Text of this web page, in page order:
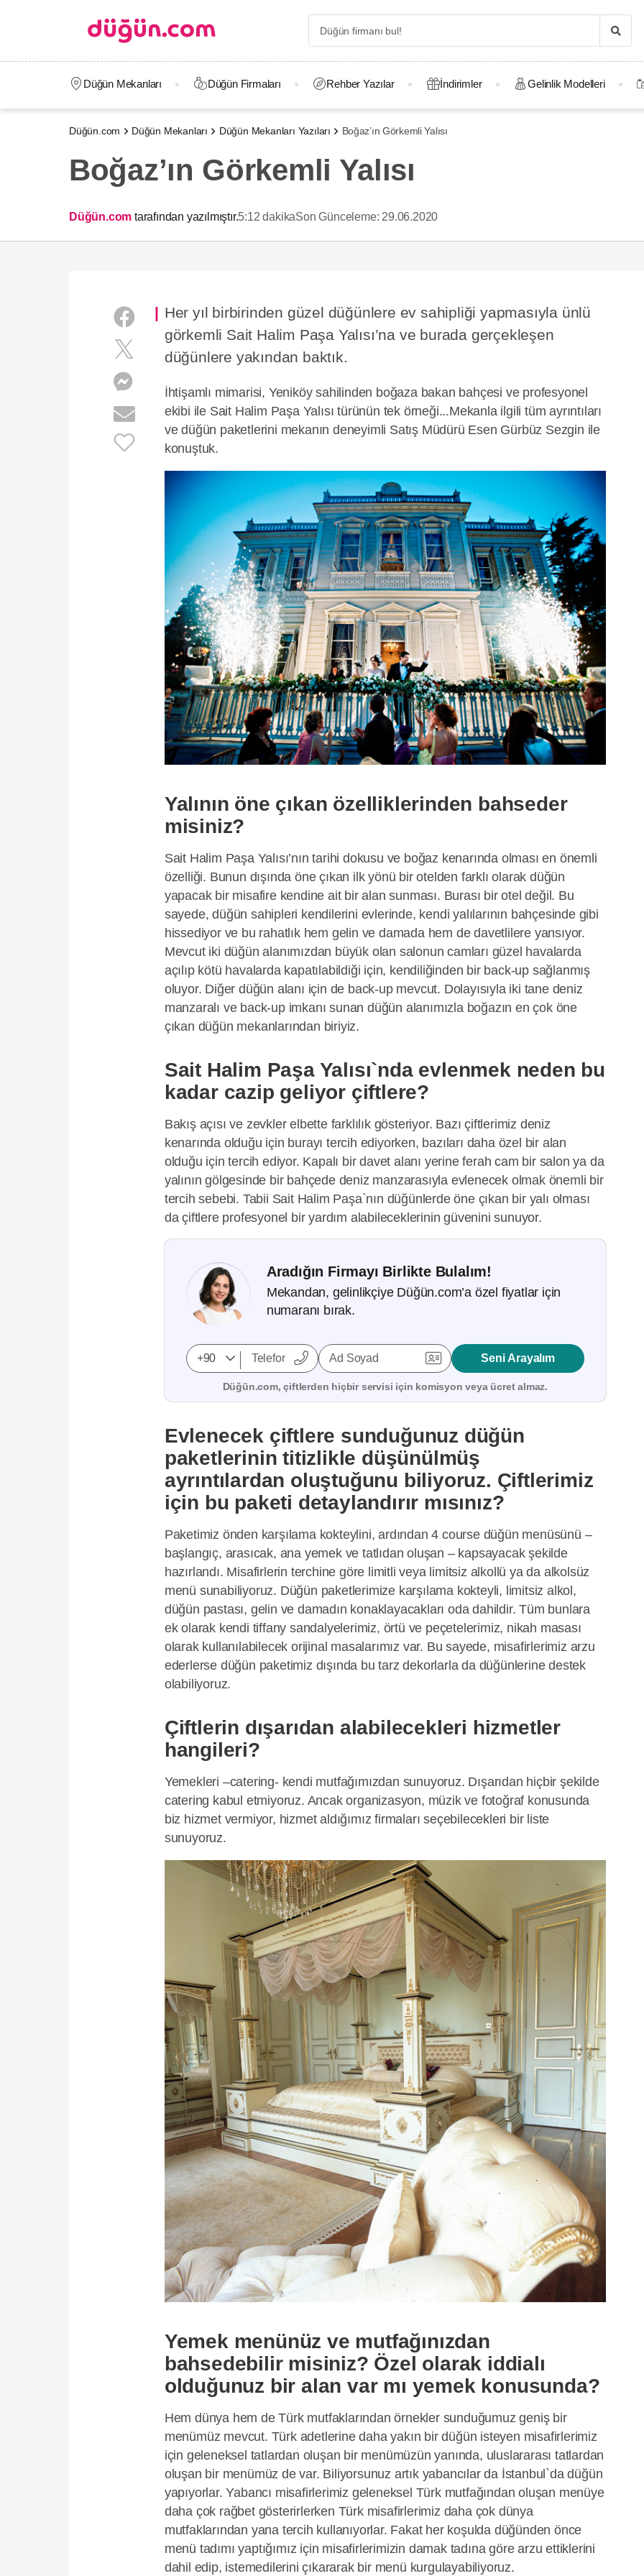
Düğün Mekanları Düğün Firmaları Rehber Yazılar İndirimler Gelinlik Modelleri
Düğün.com Düğün Mekanları Düğün Mekanları Yazıları Boğaz’ın Görkemli Yalısı
Boğaz’ın Görkemli Yalısı
Düğün.com tarafından yazılmıştır.5:12 dakikaSon Günceleme: 29.06.2020
Her yıl birbirinden güzel düğünlere ev sahipliği yapmasıyla ünlü
görkemli Sait Halim Paşa Yalısı’na ve burada gerçekleşen
düğünlere yakından baktık.
İhtişamlı mimarisi, Yeniköy sahilinden boğaza bakan bahçesi ve profesyonel
ekibi ile Sait Halim Paşa Yalısı türünün tek örneği...Mekanla ilgili tüm ayrıntıları
ve düğün paketlerini mekanın deneyimli Satış Müdürü Esen Gürbüz Sezgin ile
konuştuk.
Yalının öne çıkan özelliklerinden bahseder
misiniz?
Sait Halim Paşa Yalısı’nın tarihi dokusu ve boğaz kenarında olması en önemli
özelliği. Bunun dışında öne çıkan ilk yönü bir otelden farklı olarak düğün
yapacak bir misafire kendine ait bir alan sunması. Burası bir otel değil. Bu
sayede, düğün sahipleri kendilerini evlerinde, kendi yalılarının bahçesinde gibi
hissediyor ve bu rahatlık hem gelin ve damada hem de davetlilere yansıyor.
Mevcut iki düğün alanımızdan büyük olan salonun camları güzel havalarda
açılıp kötü havalarda kapatılabildiği için, kendiliğinden bir back-up sağlanmış
oluyor. Diğer düğün alanı için de back-up mevcut. Dolayısıyla iki tane deniz
manzaralı ve back-up imkanı sunan düğün alanımızla boğazın en çok öne
çıkan düğün mekanlarından biriyiz.
Sait Halim Paşa Yalısı`nda evlenmek neden bu
kadar cazip geliyor çiftlere?
Bakış açısı ve zevkler elbette farklılık gösteriyor. Bazı çiftlerimiz deniz
kenarında olduğu için burayı tercih ediyorken, bazıları daha özel bir alan
olduğu için tercih ediyor. Kapalı bir davet alanı yerine ferah cam bir salon ya da
yalının gölgesinde bir bahçede deniz manzarasıyla evlenecek olmak önemli bir
tercih sebebi. Tabii Sait Halim Paşa`nın düğünlerde öne çıkan bir yalı olması
da çiftlere profesyonel bir yardım alabileceklerinin güvenini sunuyor.
Aradığın Firmayı Birlikte Bulalım!
Mekandan, gelinlikçiye Düğün.com’a özel fiyatlar için
numaranı bırak.
Ad Soyad Seni Arayalım
Düğün.com, çiftlerden hiçbir servisi için komisyon veya ücret almaz.
Evlenecek çiftlere sunduğunuz düğün
paketlerinin titizlikle düşünülmüş
ayrıntılardan oluştuğunu biliyoruz. Çiftlerimiz
için bu paketi detaylandırır mısınız?
Paketimiz önden karşılama kokteylini, ardından 4 course düğün menüsünü –
başlangıç, arasıcak, ana yemek ve tatlıdan oluşan – kapsayacak şekilde
hazırlandı. Misafirlerin terchine göre limitli veya limitsiz alkollü ya da alkolsüz
menü sunabiliyoruz. Düğün paketlerimize karşılama kokteyli, limitsiz alkol,
düğün pastası, gelin ve damadın konaklayacakları oda dahildir. Tüm bunlara
ek olarak kendi tiffany sandalyelerimiz, örtü ve peçetelerimiz, nikah masası
olarak kullanılabilecek orijinal masalarımız var. Bu sayede, misafirlerimiz arzu
ederlerse düğün paketimiz dışında bu tarz dekorlarla da düğünlerine destek
olabiliyoruz.
Çiftlerin dışarıdan alabilecekleri hizmetler
hangileri?
Yemekleri –catering- kendi mutfağımızdan sunuyoruz. Dışarıdan hiçbir şekilde
catering kabul etmiyoruz. Ancak organizasyon, müzik ve fotoğraf konusunda
biz hizmet vermiyor, hizmet aldığımız firmaları seçebilecekleri bir liste
sunuyoruz.
Yemek menünüz ve mutfağınızdan
bahsedebilir misiniz? Özel olarak iddialı
olduğunuz bir alan var mı yemek konusunda?
Hem dünya hem de Türk mutfaklarından örnekler sunduğumuz geniş bir
menümüz mevcut. Türk adetlerine daha yakın bir düğün isteyen misafirlerimiz
için geleneksel tatlardan oluşan bir menümüzün yanında, uluslararası tatlardan
oluşan bir menümüz de var. Biliyorsunuz artık yabancılar da İstanbul`da düğün
yapıyorlar. Yabancı misafirlerimiz geleneksel Türk mutfağından oluşan menüye
daha çok rağbet gösterirlerken Türk misafirlerimiz daha çok dünya
mutfaklarından yana tercih kullanıyorlar. Fakat her koşulda düğünden önce
menü tadımı yaptığımız için misafirlerimizin damak tadına göre arzu ettiklerini
dahil edip, istemedilerini çıkararak bir menü kurgulayabiliyoruz.